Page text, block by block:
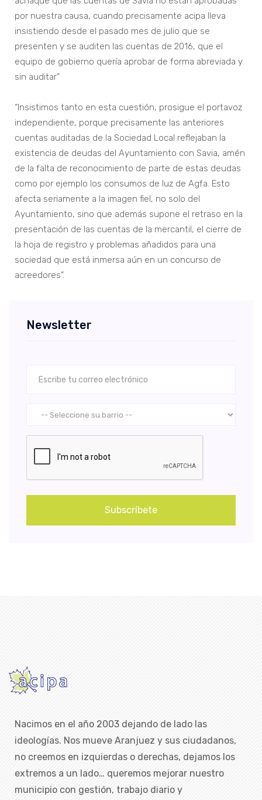
por nuestra causa, cuando precisamente acipa lleva
insistiendo desde el pasado mes de julio que se
presenten y se auditen las cuentas de 2016, que el
equipo de gobierno quería aprobar de forma abreviada y
sin auditar”
“Insistimos tanto en esta cuestión, prosigue el portavoz
independiente, porque precisamente las anteriores
cuentas auditadas de la Sociedad Local reflejaban la
existencia de deudas del Ayuntamiento con Savia, amén
de la falta de reconocimiento de parte de estas deudas
como por ejemplo los consumos de luz de Agfa. Esto
afecta seriamente a la imagen fiel, no solo del
Ayuntamiento, sino que además supone el retraso en la
presentación de las cuentas de la mercantil, el cierre de
la hoja de registro y problemas añadidos para una
sociedad que está inmersa aún en un concurso de
acreedores”.
Newsletter
Subscríbete
Nacimos en el año 2003 dejando de lado las
ideologías. Nos mueve Aranjuez y sus ciudadanos,
no creemos en izquierdas o derechas, dejamos los
extremos a un lado… queremos mejorar nuestro
municipio con gestión, trabajo diario y